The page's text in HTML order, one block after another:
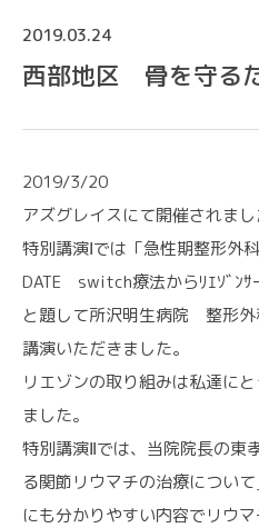
2019.03.24
西部地区 骨を守る
2019/3/20
アズグレイスにて開催されまし
特別講演Ⅰでは「急性期整形外
DATE switch療法からﾘｴｿﾞﾝｻｰ
と題して所沢明生病院 整形
講演いただきました。
リエゾンの取り組みは私達に
ました。
特別講演Ⅱでは、当院院長の東
る関節リウマチの治療につい
にも分かりやすい内容でリウ
各種お問